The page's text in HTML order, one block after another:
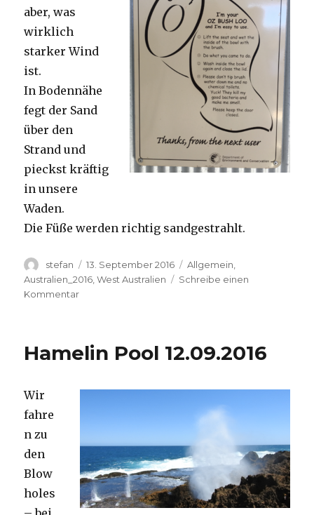
aber, was
wirklich
starker Wind
ist.
In Bodennähe
fegt der Sand
über den
Strand und
pieckst kräftig
in unsere
Waden.
Die Füße werden richtig sandgestrahlt.
Autor
stefan
Veröffentlicht
am
13. September 2016 Kategorien
Allgemein
Australien_2016 ,West Australien
Schreibe einen
Kommentarzu
Hamelin Pool 12.09.2016
Wir
fahre
n zu
den
Blow
holes